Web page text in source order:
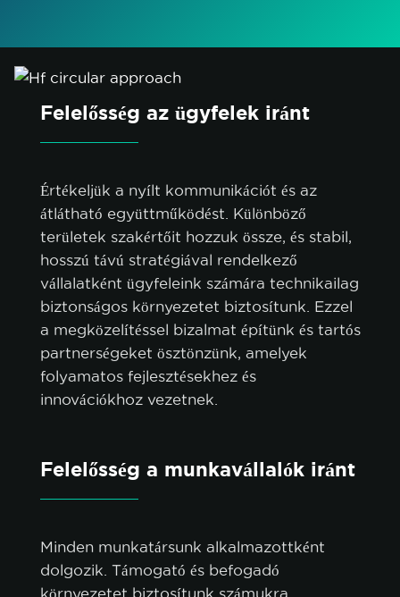
Felelősség az ügyfelek iránt
Értékeljük a nyílt kommunikációt és az
átlátható együttműködést. Különböző
területek szakértőit hozzuk össze, és stabil,
hosszú távú stratégiával rendelkező
vállalatként ügyfeleink számára technikailag
biztonságos környezetet biztosítunk. Ezzel
a megközelítéssel bizalmat építünk és tartós
partnerségeket ösztönzünk, amelyek
folyamatos fejlesztésekhez és
innovációkhoz vezetnek.
Felelősség a munkavállalók iránt
Minden munkatársunk alkalmazottként
dolgozik. Támogató és befogadó
környezetet biztosítunk számukra,